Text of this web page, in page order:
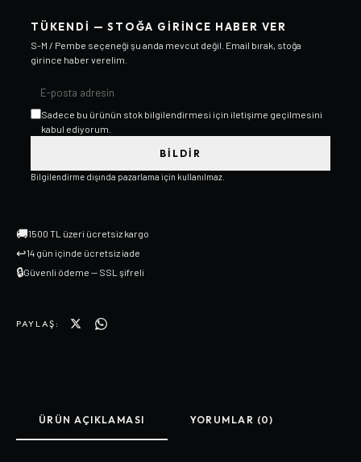
TÜKENDI — STOĞA GIRINCE HABER VER
S-M / Pembe seçeneği şu anda mevcut değil. Email bırak, stoğa
girince haber verelim.
Sadece bu ürünün stok bilgilendirmesi için iletişime geçilmesini
kabul ediyorum.
BILDIR
Bilgilendirme dışında pazarlama için kullanılmaz.
🚚1500 TL üzeri ücretsiz kargo
↩14 gün içinde ücretsiz iade
🔒Güvenli ödeme — SSL şifreli
PAYLAŞ:
ÜRÜN AÇIKLAMASI YORUMLAR (0)